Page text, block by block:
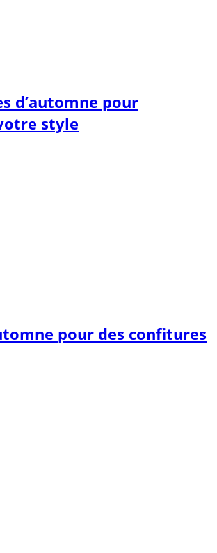
d’automne pour
style
pour des confitures